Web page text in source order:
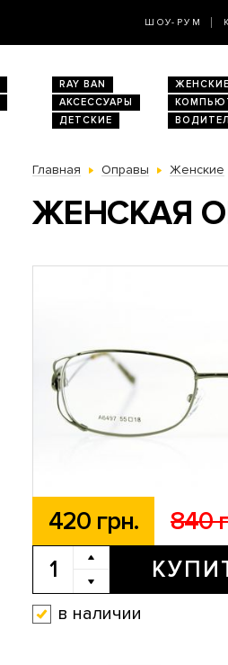
ШОУ-РУМ
RAY BAN
ЖЕНСКИЕ
АКСЕССУАРЫ
ДЕТСКИЕ
Главная Оправы Женские
ЖЕНСКАЯ
420 грн. 840
в наличии